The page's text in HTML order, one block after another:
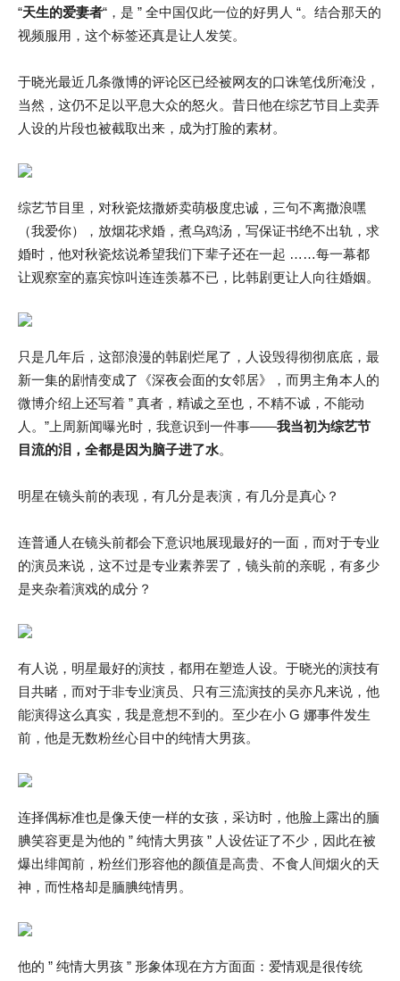
“天生的爱妻者“，是 ” 全中国仅此一位的好男人 “。结合那天的
视频服用，这个标签还真是让人发笑。
于晓光最近几条微博的评论区已经被网友的口诛笔伐所淹没，
当然，这仍不足以平息大众的怒火。昔日他在综艺节目上卖弄
人设的片段也被截取出来，成为打脸的素材。
综艺节目里，对秋瓷炫撒娇卖萌极度忠诚，三句不离撒浪嘿
（我爱你），放烟花求婚，煮乌鸡汤，写保证书绝不出轨，求
婚时，他对秋瓷炫说希望我们下辈子还在一起 ……每一幕都
让观察室的嘉宾惊叫连连羡慕不已，比韩剧更让人向往婚姻。
只是几年后，这部浪漫的韩剧烂尾了，人设毁得彻彻底底，最
新一集的剧情变成了《深夜会面的女邻居》，而男主角本人的
微博介绍上还写着 ” 真者，精诚之至也，不精不诚，不能动
人。”上周新闻曝光时，我意识到一件事——我当初为综艺节
目流的泪，全都是因为脑子进了水。
明星在镜头前的表现，有几分是表演，有几分是真心？
连普通人在镜头前都会下意识地展现最好的一面，而对于专业
的演员来说，这不过是专业素养罢了，镜头前的亲昵，有多少
是夹杂着演戏的成分？
有人说，明星最好的演技，都用在塑造人设。于晓光的演技有
目共睹，而对于非专业演员、只有三流演技的吴亦凡来说，他
能演得这么真实，我是意想不到的。至少在小 G 娜事件发生
前，他是无数粉丝心目中的纯情大男孩。
连择偶标准也是像天使一样的女孩，采访时，他脸上露出的腼
腆笑容更是为他的 ” 纯情大男孩 ” 人设佐证了不少，因此在被
爆出绯闻前，粉丝们形容他的颜值是高贵、不食人间烟火的天
神，而性格却是腼腆纯情男。
他的 ” 纯情大男孩 ” 形象体现在方方面面：爱情观是很传统